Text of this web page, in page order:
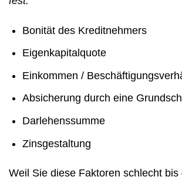
Bonität des Kreditnehmers
Eigenkapitalquote
Einkommen /
Absicherung durch eine
Darlehenssumme
Zinsgestaltung
Weil Sie diese Faktoren schlecht bis